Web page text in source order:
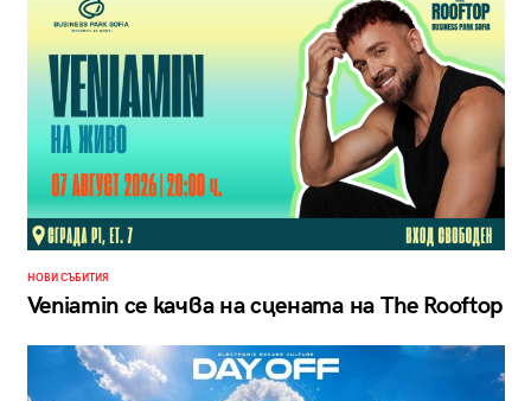
НОВИ СЪБИТИЯ
Veniamin се качва на сцената на The Rooftop